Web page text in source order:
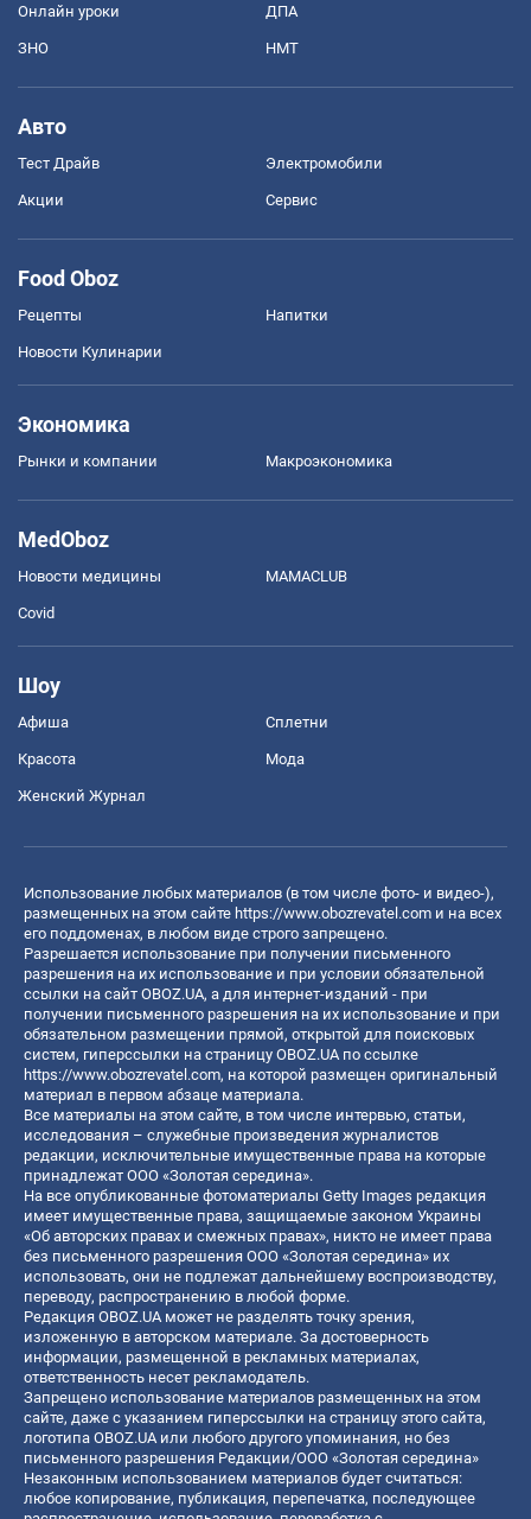
Онлайн уроки ДПА
ЗНО НМТ
Авто
Тест Драйв Электромобили
Акции Сервис
Food Oboz
Рецепты Напитки
Новости Кулинарии
Экономика
Рынки и компании Mакроэкономика
MedOboz
Новости медицины MAMACLUB
Covid
Шоу
Афиша Сплетни
Красота Мода
Женский Журнал
Использование любых материалов (в том числе фото- и видео-),
размещенных на этом сайте https://www.obozrevatel.com и на всех
его поддоменах, в любом виде строго запрещено.
Разрешается использование при получении письменного
разрешения на их использование и при условии обязательной
ссылки на сайт OBOZ.UA, а для интернет-изданий - при
получении письменного разрешения на их использование и при
обязательном размещении прямой, открытой для поисковых
систем, гиперссылки на страницу OBOZ.UA по ссылке
https://www.obozrevatel.com, на которой размещен оригинальный
материал в первом абзаце материала.
Все материалы на этом сайте, в том числе интервью, статьи,
исследования – служебные произведения журналистов
редакции, исключительные имущественные права на которые
принадлежат ООО «Золотая середина».
На все опубликованные фотоматериалы Getty Images редакция
имеет имущественные права, защищаемые законом Украины
«Об авторских правах и смежных правах», никто не имеет права
без письменного разрешения ООО «Золотая середина» их
использовать, они не подлежат дальнейшему воспроизводству,
переводу, распространению в любой форме.
Редакция OBOZ.UA может не разделять точку зрения,
изложенную в авторском материале. За достоверность
информации, размещенной в рекламных материалах,
ответственность несет рекламодатель.
Запрещено использование материалов размещенных на этом
сайте, даже с указанием гиперссылки на страницу этого сайта,
логотипа OBOZ.UA или любого другого упоминания, но без
письменного разрешения Редакции/ООО «Золотая середина»
Незаконным использованием материалов будет считаться:
любое копирование, публикация, перепечатка, последующее